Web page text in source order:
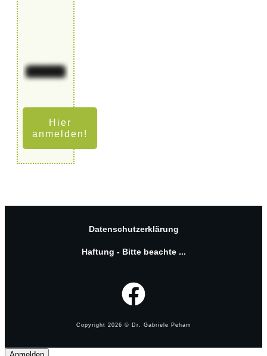
Hier
anmelden!
Datenschutzerklärung
Haftung - Bitte beachte ...
Copyright 2026 © Dr. Gabriele Peham